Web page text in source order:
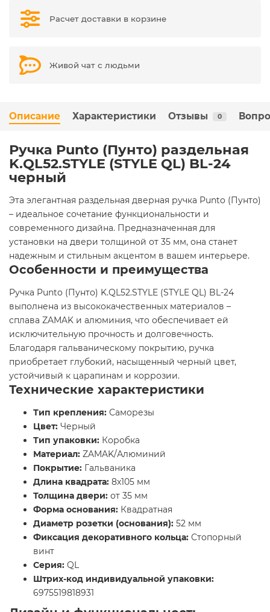
Расчет доставки в корзине
Живой чат с людьми
Описание Характеристики Отзывы 0
Ручка Punto (Пунто) раздельная
K.QL52.STYLE (STYLE QL) BL-24
черный
Эта элегантная раздельная дверная ручка Punto (Пунто)
– идеальное сочетание функциональности и
современного дизайна. Предназначенная для
установки на двери толщиной от 35 мм, она станет
надежным и стильным акцентом в вашем интерьере.
Особенности и преимущества
Ручка Punto (Пунто) K.QL52.STYLE (STYLE QL) BL-24
выполнена из высококачественных материалов –
сплава ZAMAK и алюминия, что обеспечивает ей
исключительную прочность и долговечность.
Благодаря гальваническому покрытию, ручка
приобретает глубокий, насыщенный черный цвет,
устойчивый к царапинам и коррозии.
Технические характеристики
Тип крепления: Саморезы
Цвет: Черный
Тип упаковки: Коробка
Материал: ZAMAK/Алюминий
Покрытие: Гальваника
Длина квадрата: 8x105 мм
Толщина двери: от 35 мм
Форма основания: Квадратная
Диаметр розетки (основания): 52 мм
Фиксация декоративного кольца: Стопорный
винт
Серия: QL
Штрих-код индивидуальной упаковки:
6975519818931